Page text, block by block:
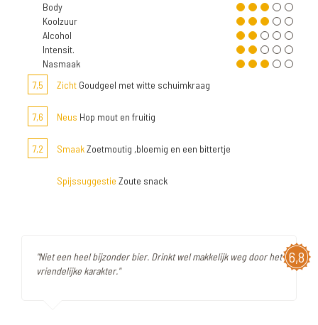
Body
Koolzuur
Alcohol
Intensit.
Nasmaak
7,5
Zicht Goudgeel met witte schuimkraag
7,6 Neus Hop mout en fruitig
7,2 SmaakZoetmoutig ,bloemig en een bittertje
Spijssuggestie Zoute snack
6,8
"Niet een heel bijzonder bier. Drinkt wel makkelijk weg door het
vriendelijke karakter."